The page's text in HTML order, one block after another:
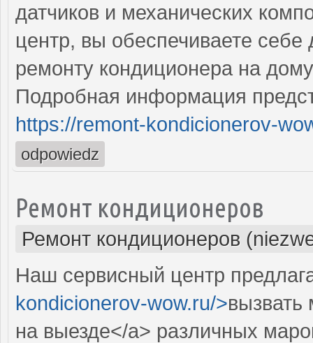
датчиков и механических
центр, вы обеспечиваете
ремонту кондиционера на
Подробная информация
https://remont-kondicionerov-
odpowiedz
Ремонт кондиционеров
Ремонт кондиционеров
Наш сервисный центр
kondicionerov-wow.ru/>вызвать
на выезде</a> различных